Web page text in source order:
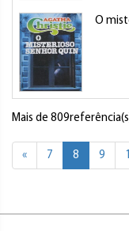
O
Mais de
« 7 8 9